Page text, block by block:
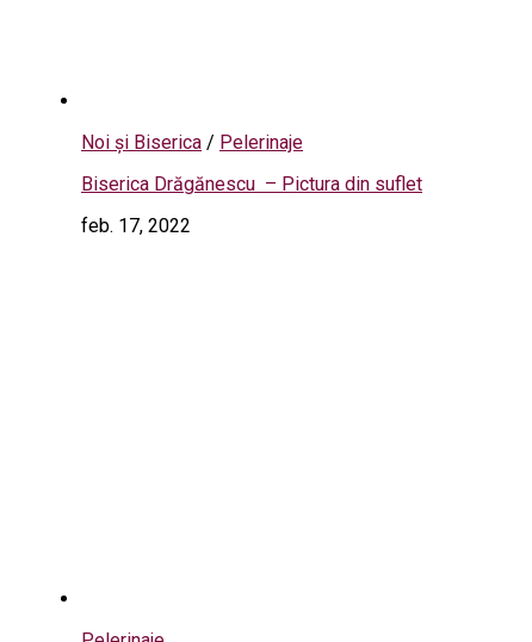
Noi și Biserica / Pelerinaje
Biserica Drăgănescu – Pictura din suflet
feb. 17, 2022